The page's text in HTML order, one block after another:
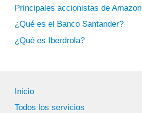
Principales accionistas de Amazon
¿Qué es el Banco Santander?
¿Qué es Iberdrola?
Inicio
Todos los servicios